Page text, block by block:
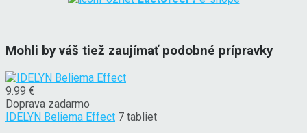
Mohli by váš tiež zaujímať podobné prípravky
9.99 €
Doprava zadarmo
IDELYN Beliema Effect 7 tabliet